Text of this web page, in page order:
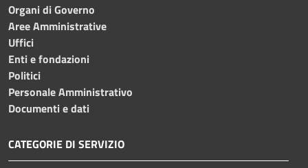
Organi di Governo
Aree Amministrative
Uffici
Enti e fondazioni
Politici
Personale Amministrativo
Documenti e dati
CATEGORIE DI SERVIZIO